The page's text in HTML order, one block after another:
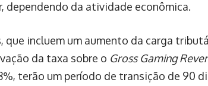
dependendo da atividade econômica.
que incluem um aumento da carga
da taxa sobre o Gross Gaming
terão um período de transição de 90